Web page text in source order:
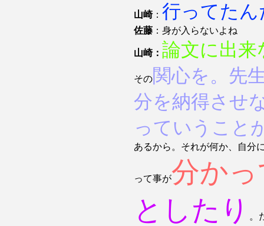
山崎： 行ってた
佐藤 ：身が入らないよね
山崎： 論文に出
その関心を。先
分を納得させ
っていうこと
あるから。それが何か、自分
って事が分か
としたり
。